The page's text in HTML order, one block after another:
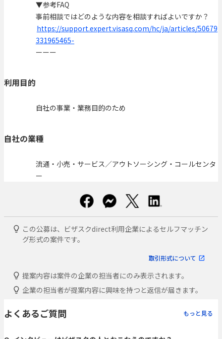
▼参考FAQ
事前相談ではどのような内容を相談すればよいですか？
https://support.expert.visasq.com/hc/ja/articles/50679
331965465-
ーーー
利用目的
自社の事業・業務目的のため
自社の業種
流通・小売・サービス／アウトソーシング・コールセンタ
ー
この公募は、ビザスクdirect利用企業によるセルフマッチン
グ形式の案件です。
取引形式について
提案内容は案件の企業の担当者にのみ表示されます。
企業の担当者が提案内容に興味を持つと返信が届きます。
よくあるご質問 もっと見る